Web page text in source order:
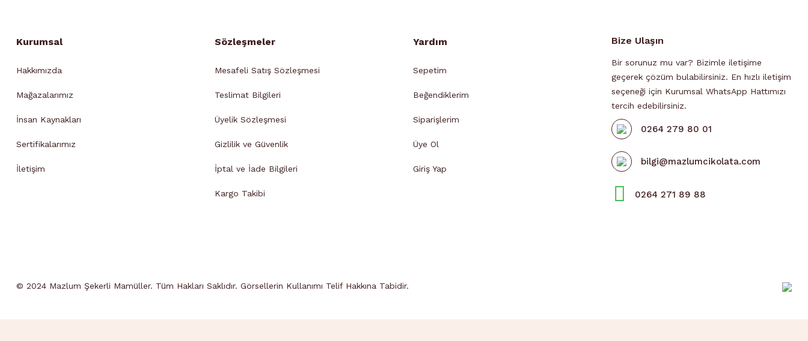
Kurumsal
Hakkımızda
Mağazalarımız
İnsan Kaynakları
Sertifikalarımız
İletişim
Sözleşmeler
Mesafeli Satış Sözleşmesi
Teslimat Bilgileri
Üyelik Sözleşmesi
Gizlilik ve Güvenlik
İptal ve İade Bilgileri
Kargo Takibi
Yardım
Sepetim
Beğendiklerim
Siparişlerim
Üye Ol
Giriş Yap
Bize Ulaşın
Bir sorunuz mu var? Bizimle iletişime
geçerek çözüm bulabilirsiniz. En hızlı iletişim
seçeneği için Kurumsal WhatsApp Hattımızı
tercih edebilirsiniz.
0264 279 80 01
bilgi@mazlumcikolata.com
0264 271 89 88
© 2024 Mazlum Şekerli Mamüller. Tüm Hakları Saklıdır. Görsellerin Kullanımı Telif Hakkına Tabidir.